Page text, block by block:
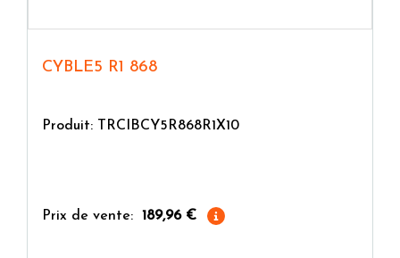
CYBLE5 R1 868
Produit: TRCIBCY5R868R1X10
Prix de vente: 189,96 €